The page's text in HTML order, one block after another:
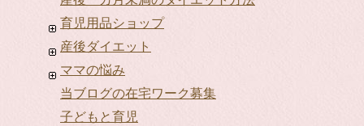
育児用品ショップ
産後ダイエット
ママの悩み
当ブログの在宅ワーク募集
子どもと育児